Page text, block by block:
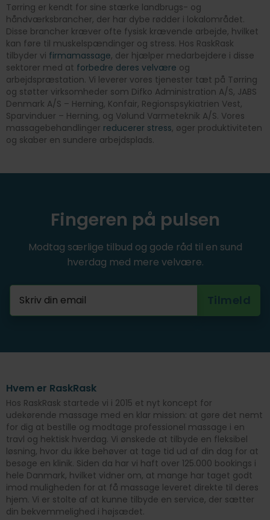
Tørring er kendt for sine stærke landbrugs- og
håndværksbrancher, der har dybe rødder i lokalområdet.
Disse brancher kræver ofte fysisk krævende arbejde, hvilket
kan føre til muskelspændinger og stress. Hos RaskRask
tilbyder vi firmamassage, der hjælper medarbejdere i disse
sektorer med at forbedre deres velvære og
arbejdspræstation. Vi leverer vores tjenester tæt på Tørring
og støtter virksomheder som Difko Administration A/S, JABS
Denmark A/S – Herning, Konfair, Regionspsykiatrien Vest,
Sparvinduer – Herning, og Vølund Varmeteknik A/S. Vores
massagebehandlinger reducerer stress, øger produktiviteten
og skaber en sundere arbejdsplads.
Fingeren på pulsen
Modtag særlige tilbud og gode råd til en sund
hverdag med mere velvære.
Hvem er RaskRask
Hos RaskRask startede vi i 2015 et nyt koncept for
udekørende massage med en klar mission: at gøre det nemt
for dig at bestille og modtage professionel massage i en
travl og hektisk hverdag. Vi ønskede at tilbyde en fleksibel
løsning, hvor du ikke behøver at tage tid ud af din dag for at
besøge en klinik. Siden da har vi haft over 125.000 bookings i
hele Danmark, hvilket vidner om, at mange har taget godt
imod muligheden for at få massage leveret direkte til deres
hjem. Vi er stolte af at kunne tilbyde en service, der sætter
din bekvemmelighed i højsædet.